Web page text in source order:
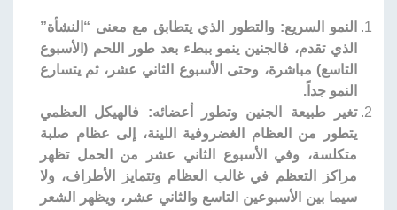
النمو السريع: والتطور الذي يتطابق مع معنى “النشأة”
الذي تقدم، فالجنين ينمو ببطء بعد طور اللحم (الأسبوع
التاسع) مباشرة، وحتى الأسبوع الثاني عشر، ثم يتسارع
النمو جداً.
تغير طبيعة الجنين وتطور أعضائه: فالهيكل العظمي
يتطور من العظام الغضروفية اللينة، إلى عظام صلبة
متكلسة، وفي الأسبوع الثاني عشر من الحمل تظهر
مراكز التعظم في غالب العظام وتتمايز الأطراف، ولا
سيما بين الأسبوعين التاسع والثاني عشر، ويظهر الشعر